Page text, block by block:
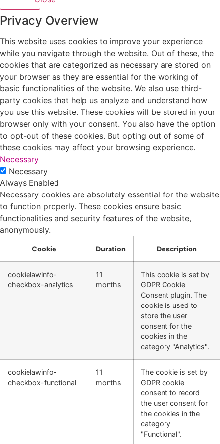
Privacy Overview
This website uses cookies to improve your experience
while you navigate through the website. Out of these, the
cookies that are categorized as necessary are stored on
your browser as they are essential for the working of
basic functionalities of the website. We also use third-
party cookies that help us analyze and understand how
you use this website. These cookies will be stored in your
browser only with your consent. You also have the option
to opt-out of these cookies. But opting out of some of
these cookies may affect your browsing experience.
Necessary
Necessary
Always Enabled
Necessary cookies are absolutely essential for the website
to function properly. These cookies ensure basic
functionalities and security features of the website,
anonymously.
Cookie Duration Description
cookielawinfo-
checkbox-analytics
11
months
This cookie is set by
GDPR Cookie
Consent plugin. The
cookie is used to
store the user
consent for the
cookies in the
category "Analytics".
cookielawinfo-
checkbox-functional
11
months
The cookie is set by
GDPR cookie
consent to record
the user consent for
the cookies in the
category
"Functional".